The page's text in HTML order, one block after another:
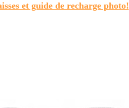
et guide de recharge photo!